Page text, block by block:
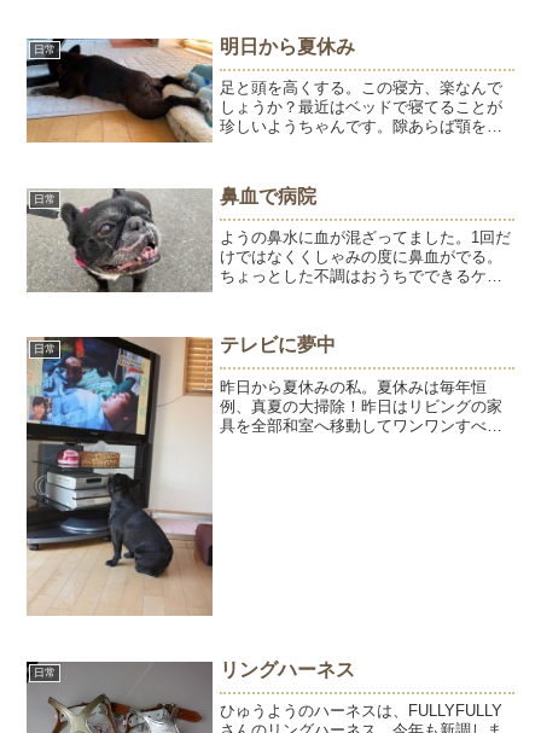
日常 明日から夏休み
足と頭を高くする。この寝方、楽なんで
しょうか？最近はベッドで寝てることが
珍しいようちゃんです。隙あらば顎をの
す。お散歩は少し歩きます。ごはんはよ
く食べます。まぁまぁ元気に...
日常 鼻血で病院
ようの鼻水に血が混ざってました。1回だ
けではなくくしゃみの度に鼻血がでる。
ちょっとした不調はおうちでできるケア
のある左側。先生に見せるために撮りま
した。食欲はあって、お...
日常 テレビに夢中
昨日から夏休みの私。夏休みは毎年恒
例、真夏の大掃除！昨日はリビングの家
具を全部和室へ移動してワンワンすべら
日常 リングハーネス
ひゅうようのハーネスは、FULLYFULLY